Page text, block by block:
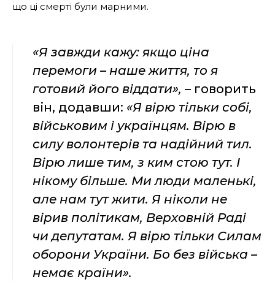
що ці смерті були марними.
«Я завжди кажу: якщо ціна
перемоги – наше життя, то я
готовий його віддати», – говорить
він, додавши: «Я вірю тільки собі,
військовим і українцям. Вірю в
силу волонтерів та надійний тил.
Вірю лише тим, з ким стою тут. І
нікому більше. Ми люди маленькі,
але нам тут жити. Я ніколи не
вірив політикам, Верховній Раді
чи депутатам. Я вірю тільки Силам
оборони України. Бо без війська –
немає країни».